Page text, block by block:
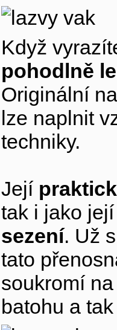
Když
pohodlně
Originální
lze naplnit
techniky.
Její
tak i jako
sezení. Už
tato
soukromí
batohu a